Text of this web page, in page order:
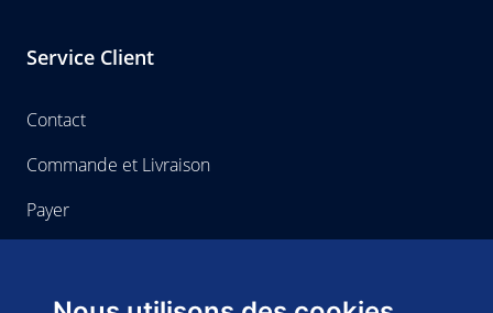
Service Client
Contact
Commande et Livraison
Payer